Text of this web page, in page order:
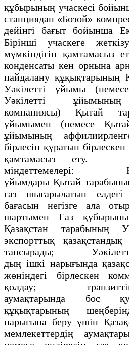
құбырының учаскесі
станциядан «Бозой»
дейінгі бағыт бойынша
Бірінші учаскеге
мүмкіндігін
конденсаты кен орнына
пайдалану құқықтарының
Уәкілетті ұйымы
Уәкілетті ұйымының
компаниясы) Қытай
ұйымымен (немесе
ұйымының
бірлесіп құратын
қамтамасыз ету.
міндеттемелері:
ұйымдары Қытай
газ шығарылатын елдегі
бағасын негізге ала
шартымен Газ
Қазақстан тарабының
экспорттық
тапсырады;
дың ішкі нарығында
жөніндегі бірлескен
қолдау; транзиттік
аумақтарында бос
құқықтарының
нарығына беру үшін
мемлекеттердің